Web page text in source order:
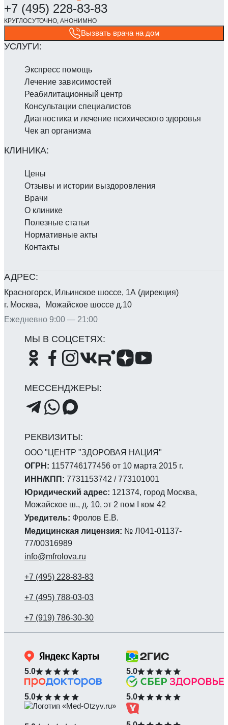
Вызвать врача на дом
ООО "ЦЕНТР "ЗДОРОВАЯ НАЦИЯ"
ОГРН: 1157746177456 от 10 марта 2015 г.
ИНН/КПП: 7731153742 / 773101001
Юридический адрес: 121374, город Москва,
Можайское ш., д. 10, эт 2 пом I ком 42
Уредитель: Фролов Е.В.
Медицинская лицензия: № Л041-01137-
77/00316989
info@mfrolova.ru
Красногорск, Ильинское шоссе, 1А (дирекция)
г. Москва, Можайское шоссе д.10
Ежедневно 9:00 — 21:00
Экспресс помощь
Лечение зависимостей
Реабилитаци­онный центр
Консультации специалистов
Диагностика и лечение психического здоровья
Чек ап организма
Цены
Отзывы и истории выздоровления
Врачи
О клинике
Полезные статьи
Нормативные акты
Контакты
5.0 5.0
5.0 5.0